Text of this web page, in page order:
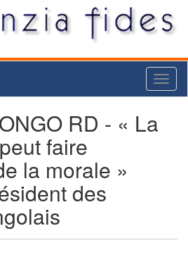
RD - « La
faire
la morale »
des